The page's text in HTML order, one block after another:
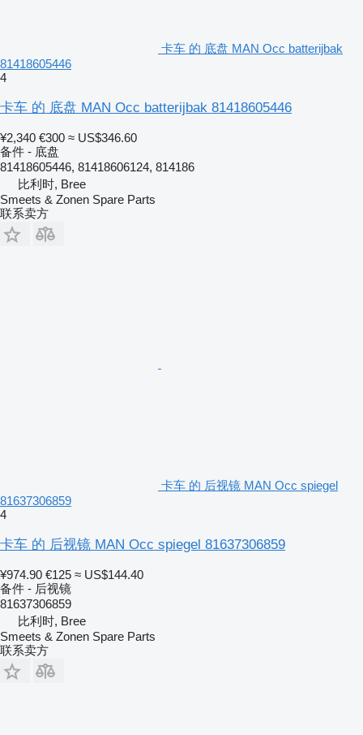
卡车 的 底盘 MAN Occ batterijbak
81418605446
4
卡车 的 底盘 MAN Occ batterijbak 81418605446
¥2,340 €300 ≈ US$346.60
备件 - 底盘
81418605446, 81418606124, 814186
比利时, Bree
Smeets & Zonen Spare Parts
联系卖方
卡车 的 后视镜 MAN Occ spiegel
81637306859
4
卡车 的 后视镜 MAN Occ spiegel 81637306859
¥974.90 €125 ≈ US$144.40
备件 - 后视镜
81637306859
比利时, Bree
Smeets & Zonen Spare Parts
联系卖方